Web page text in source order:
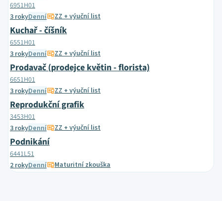
6951H01
3 rokyDenní ZZ + výuční list
Kuchař - číšník
6551H01
3 rokyDenní ZZ + výuční list
Prodavač (prodejce květin - florista)
6651H01
3 rokyDenní ZZ + výuční list
Reprodukční grafik
3453H01
3 rokyDenní ZZ + výuční list
Podnikání
6441L51
2 rokyDenní Maturitní zkouška